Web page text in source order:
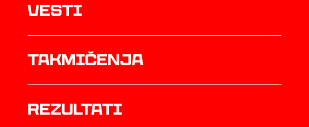
Vesti
Takmičenja
rezultati